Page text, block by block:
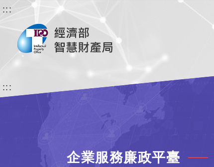
:::
:::
企業服務廉政平臺